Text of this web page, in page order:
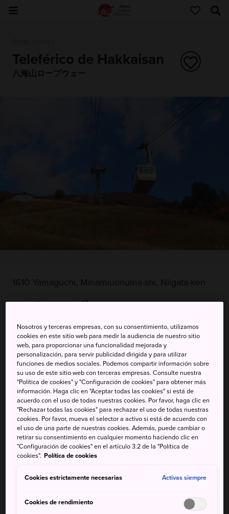
Teleférico de Hakkaisan
八海山ロープウェー
1610 Yamaguchi, Minamiuonuma-shi, Niigata-ken
Ver en Google Maps
Información de transporte
PALABRAS CLAVE MAPA
Toma el teleférico hasta la cima
sagrada del monte Hakkai
Con sus 1778 metros, el monte Hakkai, situado en la
ciudad de Minamiuonuma, es uno de los tres picos más
su cima son el símbolo de este monte sagrado.
El teleférico sube hasta la cuarta estación del monte
Hakkai. Desde la cima de la montaña, se puede disfrutar
Nosotros y terceras empresas, con su consentimiento, utilizamos
cookies en este sitio web para medir la audiencia de nuestro sitio
web, para proporcionar una funcionalidad mejorada y
personalización, para servir publicidad dirigida y para utilizar
funciones de medios sociales. Podemos compartir información sobre
su uso de este sitio web con terceras empresas. Consulte nuestra
"Política de cookies" y "Configuración de cookies" para obtener más
información. Haga clic en "Aceptar todas las cookies" si está de
acuerdo con el uso de todas nuestras cookies. Por favor, haga clic en
"Rechazar todas las cookies" para rechazar el uso de todas nuestras
cookies. Por favor, mueva el selector a activo si está de acuerdo con
el uso de una parte de nuestras cookies. Además, puede cambiar o
retirar su consentimiento en cualquier momento haciendo clic en
"Configuración de cookies" en el artículo 3.2 de la "Política de
cookies". Política de cookies
Cookies estrictamente necesarias Activas siempre
Cookies de rendimiento